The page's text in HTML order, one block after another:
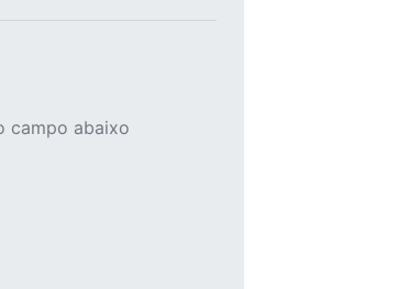
campo abaixo